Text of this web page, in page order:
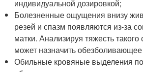
индивидуальной дозировкой;
Болезненные ощущения внизу
резей и спазм появляются из-за
матки. Анализируя тяжесть
может назначить обезболивающее
Обильные кровяные выделения